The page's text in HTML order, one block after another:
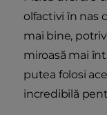
olfactivi în nas
mai bine,
miroasă mai
putea folosi
incredibilă